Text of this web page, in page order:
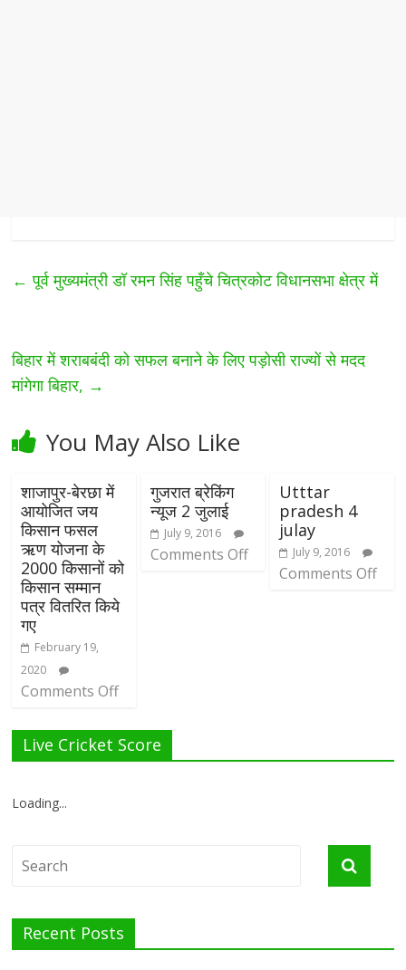
← पूर्व मुख्यमंत्री डॉ रमन सिंह पहुँचे चित्रकोट विधानसभा क्षेत्र में
बिहार में शराबबंदी को सफल बनाने के लिए पड़ोसी राज्यों से मदद
मांगेगा बिहार, →
You May Also Like
शाजापुर-बेरछा में
आयोजित जय
किसान फसल
ऋण योजना के
2000 किसानों को
किसान सम्मान
पत्र वितरित किये
गए
February 19,
2020
Comments Off
गुजरात ब्रेकिंग
न्यूज 2 जुलाई
July 9, 2016
Comments Off
Utttar
pradesh 4
julay
July 9, 2016
Comments Off
Live Cricket Score
Loading...
Recent Posts